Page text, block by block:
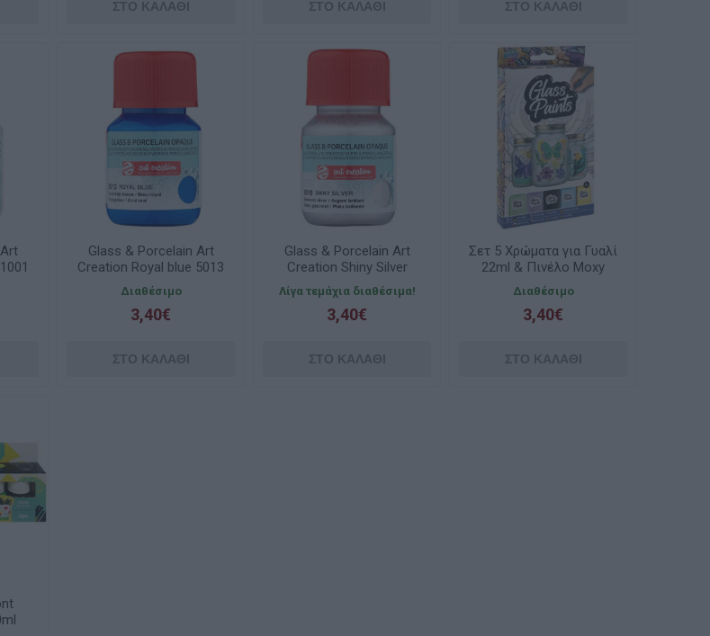
Glass & Porcelain Art
Creation Royal blue 5013
30ml Talens
Διαθέσιμο
3,40€
Glass & Porcelain Art
Creation Shiny Silver
8015 30ml Talens
Λίγα τεμάχια διαθέσιμα!
3,40€
Σετ 5 Χρώματα για Γυαλί
22ml & Πινέλο Moxy
CC150112
Διαθέσιμο
3,40€